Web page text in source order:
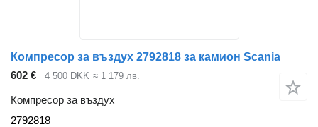
Компресор за въздух 2792818 за камион Scania
602 €
4 500 DKK ≈ 1 179 лв.
Компресор за въздух
2792818